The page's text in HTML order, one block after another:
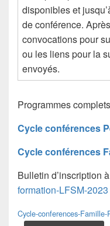
disponibles et
de conférence.
convocations pour
ou les liens pour la
envoyés.
Programmes
Cycle conférences
Cycle conférences
Bulletin d’inscription
formation-LFSM-2023
Cycle-conferences-